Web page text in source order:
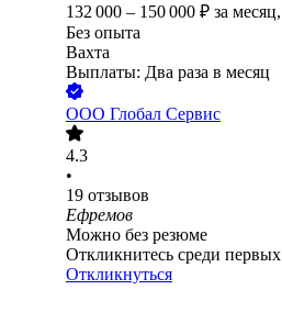
132 000 – 150 000 ₽ за месяц,
Без опыта
Вахта
Выплаты: Два раза в месяц
ООО Глобал Сервис
4.3
•
19 отзывов
Ефремов
Можно без резюме
Откликнитесь среди первых
Откликнуться